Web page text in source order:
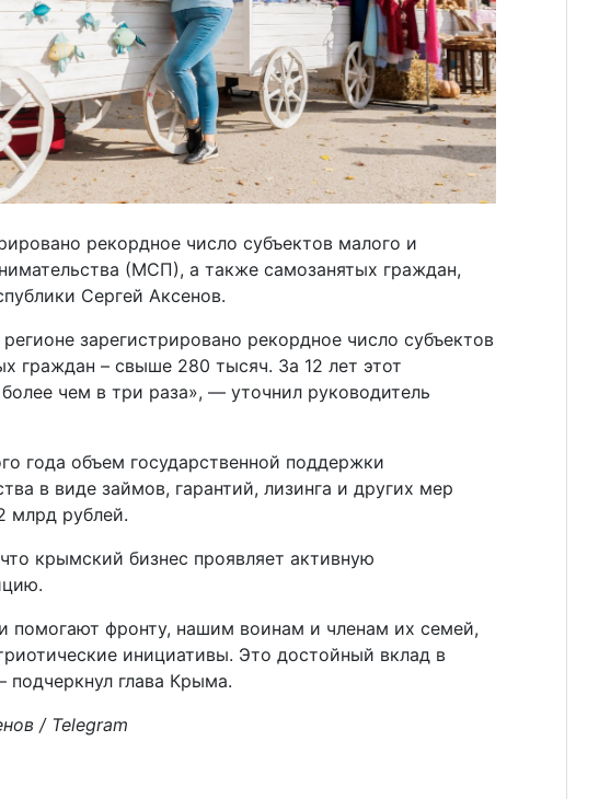
рекордное число субъектов малого и
(МСП), а также самозанятых граждан,
Сергей Аксенов.
зарегистрировано рекордное число субъектов
граждан – свыше 280 тысяч. За 12 лет этот
чем в три раза», — уточнил руководитель
года объем государственной поддержки
в виде займов, гарантий, лизинга и других мер
млрд рублей.
крымский бизнес проявляет активную
помогают фронту, нашим воинам и членам их семей,
инициативы. Это достойный вклад в
глава Крыма.
/ Telegram